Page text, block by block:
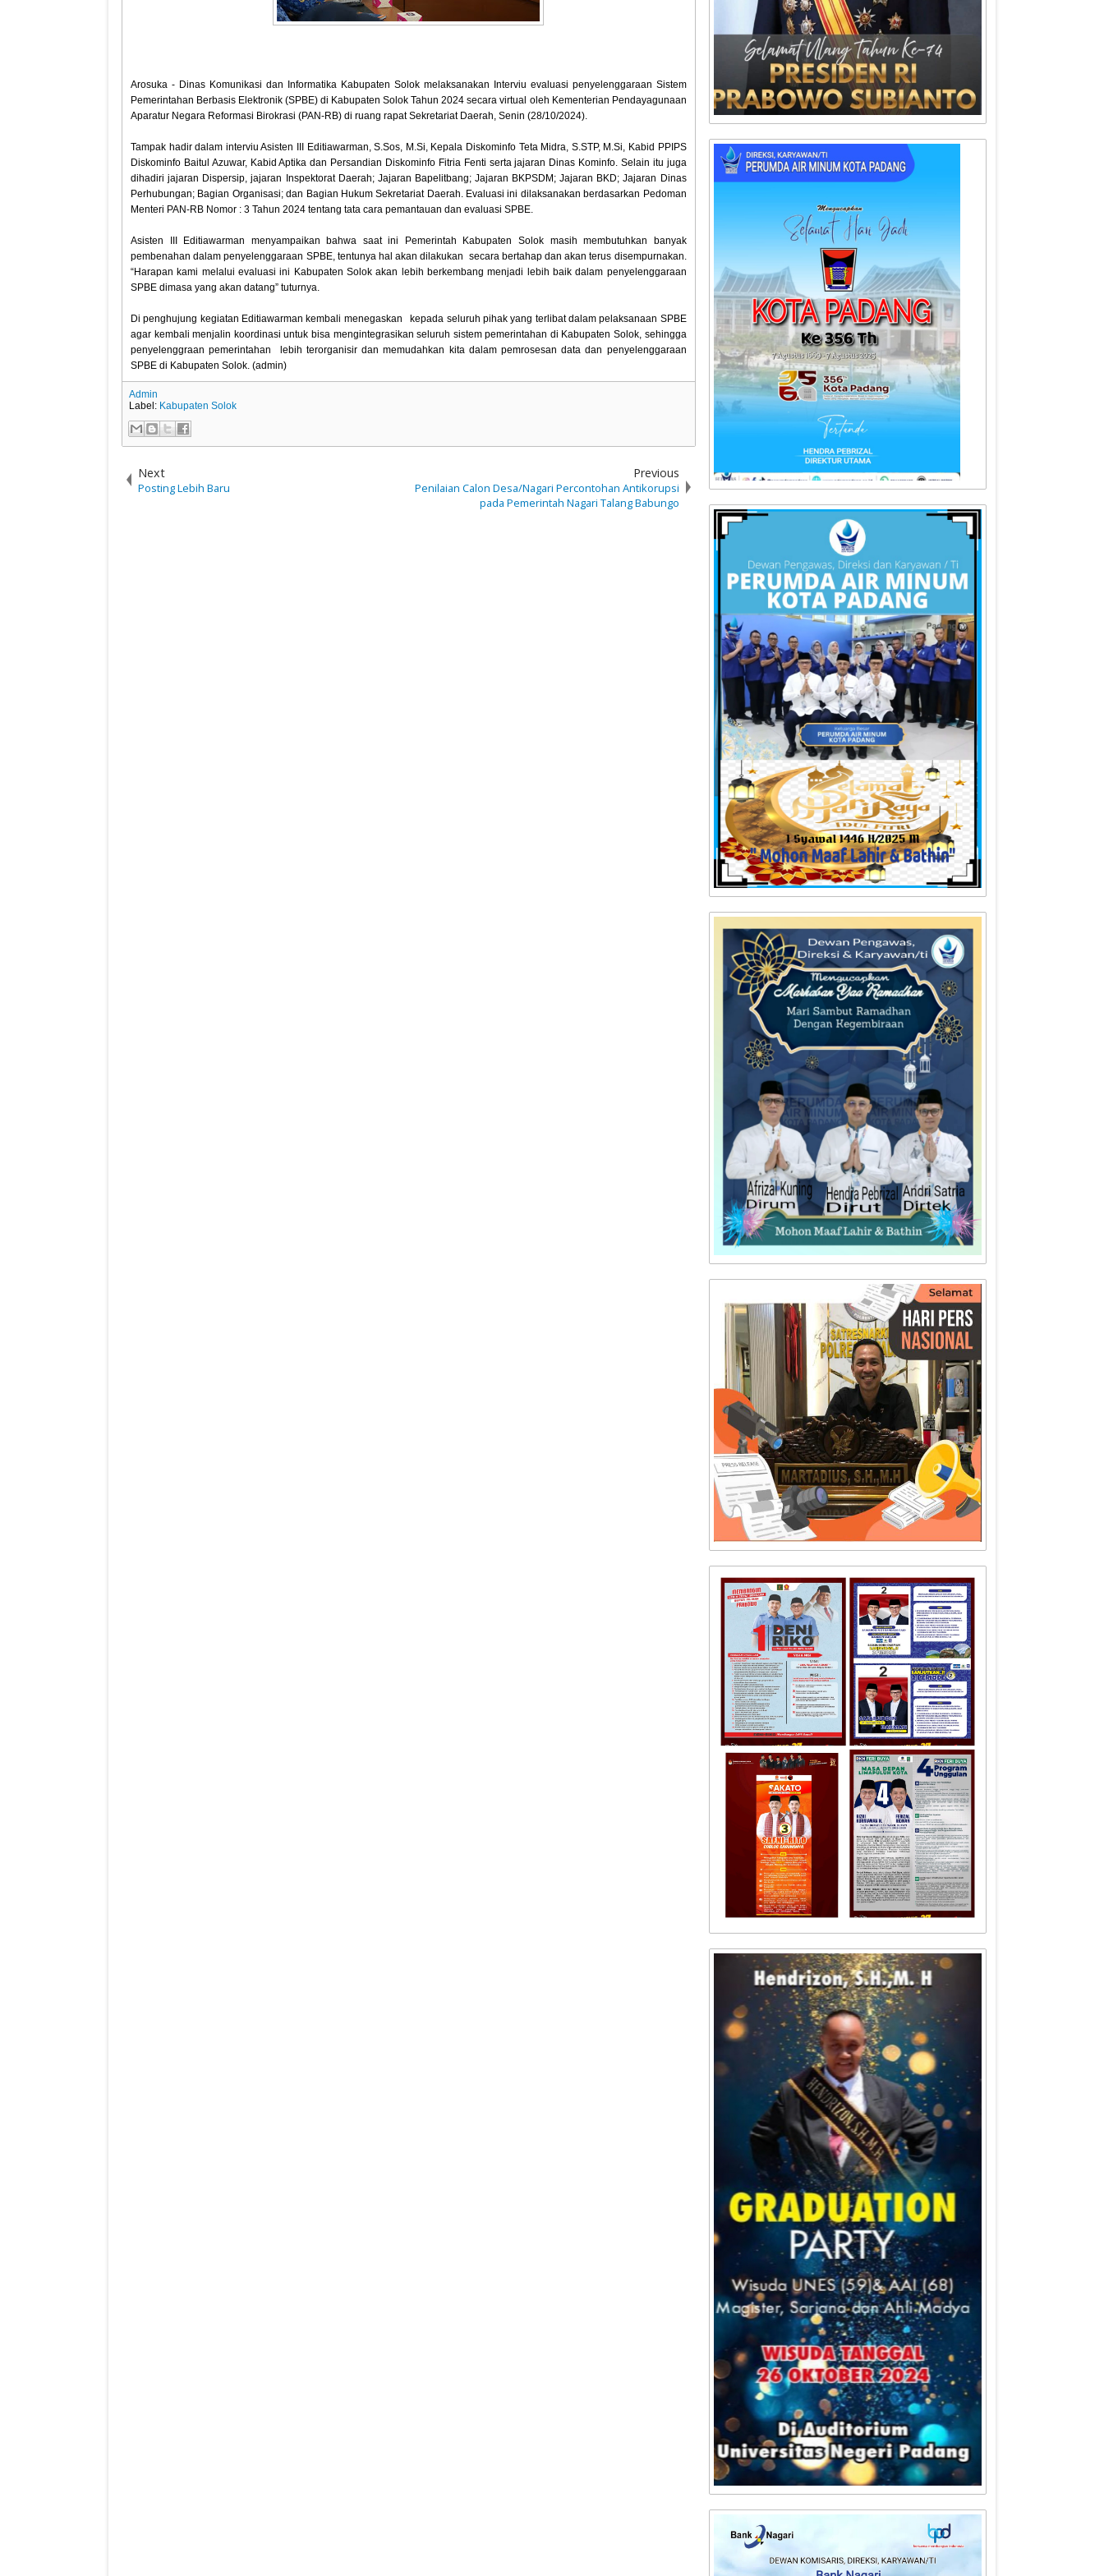
Arosuka - Dinas Komunikasi dan Informatika Kabupaten Solok melaksanakan Interviu evaluasi penyelenggaraan Sistem
Pemerintahan Berbasis Elektronik (SPBE) di Kabupaten Solok Tahun 2024 secara virtual oleh Kementerian Pendayagunaan
Aparatur Negara Reformasi Birokrasi (PAN-RB) di ruang rapat Sekretariat Daerah, Senin (28/10/2024).
Tampak hadir dalam interviu Asisten III Editiawarman, S.Sos, M.Si, Kepala Diskominfo Teta Midra, S.STP, M.Si, Kabid PPIPS
Diskominfo Baitul Azuwar, Kabid Aptika dan Persandian Diskominfo Fitria Fenti serta jajaran Dinas Kominfo. Selain itu juga
dihadiri jajaran Dispersip, jajaran Inspektorat Daerah; Jajaran Bapelitbang; Jajaran BKPSDM; Jajaran BKD; Jajaran Dinas
Perhubungan; Bagian Organisasi; dan Bagian Hukum Sekretariat Daerah. Evaluasi ini dilaksanakan berdasarkan Pedoman
Menteri PAN-RB Nomor : 3 Tahun 2024 tentang tata cara pemantauan dan evaluasi SPBE.
Asisten III Editiawarman menyampaikan bahwa saat ini Pemerintah Kabupaten Solok masih membutuhkan banyak
pembenahan dalam penyelenggaraan SPBE, tentunya hal akan dilakukan secara bertahap dan akan terus disempurnakan.
“Harapan kami melalui evaluasi ini Kabupaten Solok akan lebih berkembang menjadi lebih baik dalam penyelenggaraan
SPBE dimasa yang akan datang” tuturnya.
Di penghujung kegiatan Editiawarman kembali menegaskan kepada seluruh pihak yang terlibat dalam pelaksanaan SPBE
agar kembali menjalin koordinasi untuk bisa mengintegrasikan seluruh sistem pemerintahan di Kabupaten Solok, sehingga
penyelenggraan pemerintahan lebih terorganisir dan memudahkan kita dalam pemrosesan data dan penyelenggaraan
SPBE di Kabupaten Solok. (admin)
Admin
Label: Kabupaten Solok
Next
Posting Lebih Baru
Previous
Penilaian Calon Desa/Nagari Percontohan Antikorupsi
pada Pemerintah Nagari Talang Babungo